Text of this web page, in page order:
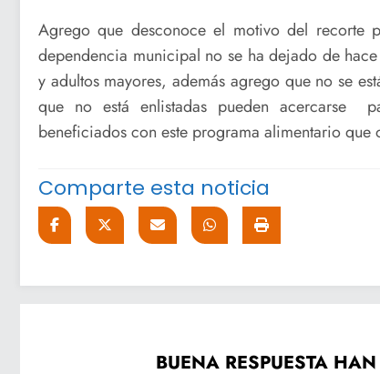
Agrego que desconoce el motivo del recorte
dependencia municipal no se ha dejado de
y adultos mayores, además agrego que no se
que no está enlistadas pueden acercarse
beneficiados con este programa alimentario que
Comparte esta noticia
BUENA RESPUESTA